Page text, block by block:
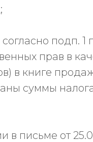
подп.
прав в
в книге
суммы
в письме от